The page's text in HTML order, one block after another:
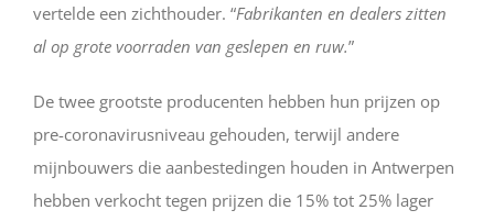
vertelde een zichthouder. “Fabrikanten en dealers zitten
al op grote voorraden van geslepen en ruw.”
De twee grootste producenten hebben hun prijzen op
pre-coronavirusniveau gehouden, terwijl andere
mijnbouwers die aanbestedingen houden in Antwerpen
hebben verkocht tegen prijzen die 15% tot 25% lager